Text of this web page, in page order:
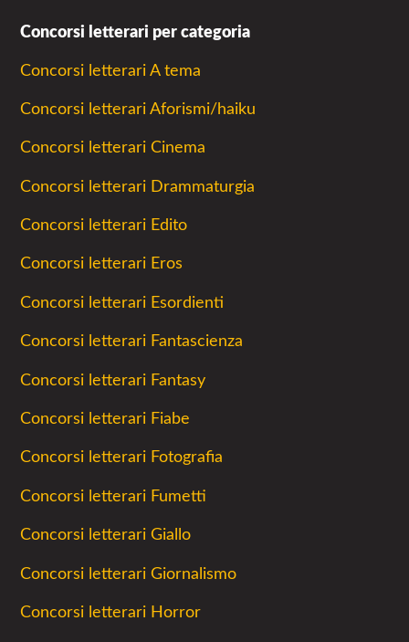
Concorsi letterari per categoria
Concorsi letterari A tema
Concorsi letterari Aforismi/haiku
Concorsi letterari Cinema
Concorsi letterari Drammaturgia
Concorsi letterari Edito
Concorsi letterari Eros
Concorsi letterari Esordienti
Concorsi letterari Fantascienza
Concorsi letterari Fantasy
Concorsi letterari Fiabe
Concorsi letterari Fotografia
Concorsi letterari Fumetti
Concorsi letterari Giallo
Concorsi letterari Giornalismo
Concorsi letterari Horror